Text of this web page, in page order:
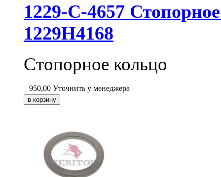
1229-C-4657
1229H4168
Стопорное кольцо
950,00 Уточнить у менеджера